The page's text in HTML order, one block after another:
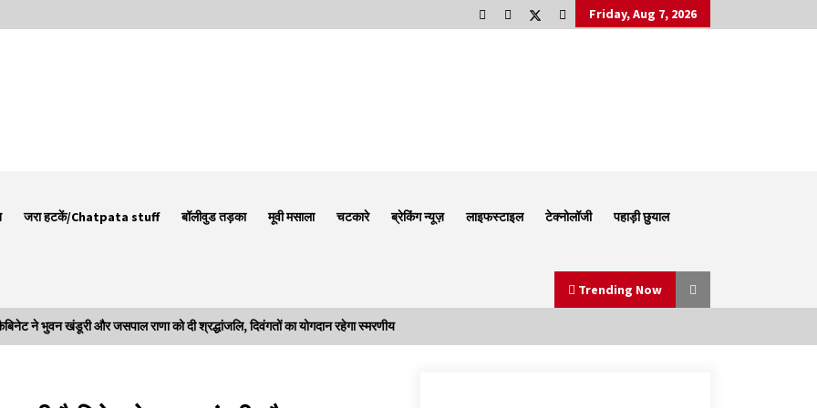
Friday, Aug 7, 2026
जरा हटकें/Chatpata stuff बॉलीवुड तड़का मूवी मसाला चटकारे ब्रेकिंग न्यूज़ लाइफस्टाइल टेक्नोलॉजी पहाड़ी छुयाल
Trending Now
ने भुवन खंडूरी और जसपाल राणा को दी श्रद्धांजलि, दिवंगतों का योगदान रहेगा स्मरणीय